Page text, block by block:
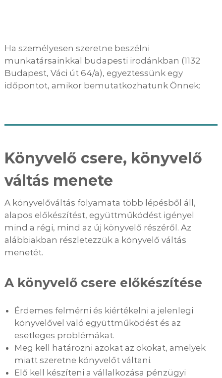
Ha személyesen szeretne beszélni
munkatársainkkal budapesti irodánkban (1132
Budapest, Váci út 64/a), egyeztessünk egy
időpontot, amikor bemutatkozhatunk Önnek:
Könyvelő csere, könyvelő
váltás menete
A könyvelőváltás folyamata több lépésből áll,
alapos előkészítést, együttműködést igényel
mind a régi, mind az új könyvelő részéről. Az
alábbiakban részletezzük a könyvelő váltás
menetét.
A könyvelő csere előkészítése
Érdemes felmérni és kiértékelni a jelenlegi
könyvelővel való együttműködést és az
esetleges problémákat.
Meg kell határozni azokat az okokat, amelyek
miatt szeretne könyvelőt váltani.
Elő kell készíteni a vállalkozása pénzügyi